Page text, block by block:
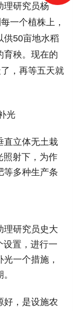
理研究员杨
一个植株上，
供50亩地水稻
育秧。现在的
，再等五天就
光
直立体无土栽
照射下，为作
等多种生产条
理研究员史大
设置，进行一
一个措施，
好，是设施农